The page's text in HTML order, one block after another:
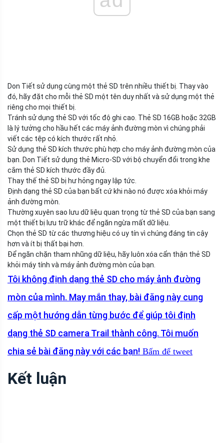
Don Tiết sử dụng cùng một thẻ SD trên nhiều thiết bị. Thay vào
đó, hãy đặt cho mỗi thẻ SD một tên duy nhất và sử dụng một thẻ
riêng cho mọi thiết bị.
Tránh sử dụng thẻ SD với tốc độ ghi cao. Thẻ SD 16GB hoặc 32GB
là lý tưởng cho hầu hết các máy ảnh đường mòn vì chúng phải
viết các tệp có kích thước rất nhỏ.
Sử dụng thẻ SD kích thước phù hợp cho máy ảnh đường mòn của
bạn. Don Tiết sử dụng thẻ Micro-SD với bộ chuyển đổi trong khe
cắm thẻ SD kích thước đầy đủ.
Thay thế thẻ SD bị hư hỏng ngay lập tức.
Định dạng thẻ SD của bạn bất cứ khi nào nó được xóa khỏi máy
ảnh đường mòn.
Thường xuyên sao lưu dữ liệu quan trọng từ thẻ SD của bạn sang
một thiết bị lưu trữ khác để ngăn ngừa mất dữ liệu.
Chọn thẻ SD từ các thương hiệu có uy tín vì chúng đáng tin cậy
hơn và ít bị thất bại hơn.
Để ngăn chặn tham nhũng dữ liệu, hãy luôn xóa cẩn thận thẻ SD
khỏi máy tính và máy ảnh đường mòn của bạn.
Tôi không định dạng thẻ SD cho máy ảnh đường
mòn của mình. May mắn thay, bài đăng này cung
cấp một hướng dẫn từng bước để giúp tôi định
dạng thẻ SD camera Trail thành công. Tôi muốn
chia sẻ bài đăng này với các bạn! Bấm để tweet
Kết luận